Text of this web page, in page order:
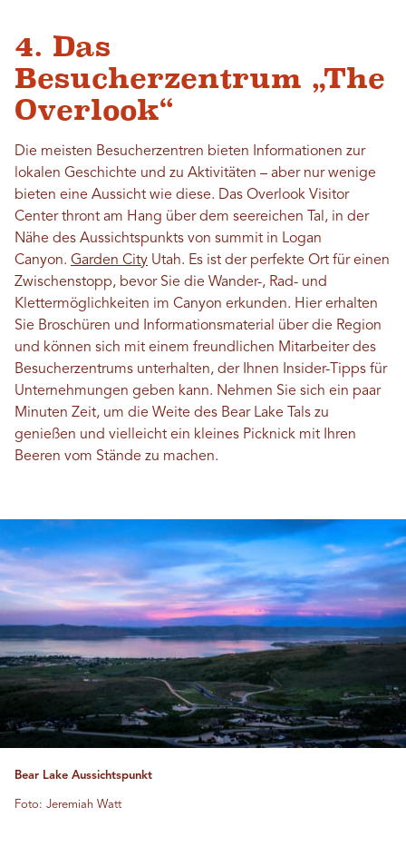
4. Das
Besucherzentrum „The
Overlook“
Die meisten Besucherzentren bieten Informationen zur
lokalen Geschichte und zu Aktivitäten – aber nur wenige
bieten eine Aussicht wie diese. Das Overlook Visitor
Center thront am Hang über dem seereichen Tal, in der
Nähe des Aussichtspunkts von summit in Logan
Canyon. Garden City Utah. Es ist der perfekte Ort für einen
Zwischenstopp, bevor Sie die Wander-, Rad- und
Klettermöglichkeiten im Canyon erkunden. Hier erhalten
Sie Broschüren und Informationsmaterial über die Region
und können sich mit einem freundlichen Mitarbeiter des
Besucherzentrums unterhalten, der Ihnen Insider-Tipps für
Unternehmungen geben kann. Nehmen Sie sich ein paar
Minuten Zeit, um die Weite des Bear Lake Tals zu
genießen und vielleicht ein kleines Picknick mit Ihren
Beeren vom Stände zu machen.
Bear Lake Aussichtspunkt
Foto: Jeremiah Watt